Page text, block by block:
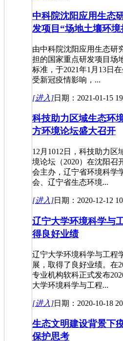
中科院沈阳应用生态
发项目“场地土壤环境
由中科院沈阳应用生态研
担的国家重点研发项目场
标准，于2021年1月13日
受新冠疫情影响，...
[进入]日期：2021-01-15
科技助力区域生态环
方环境论坛盛大召开
12月1012日，科技助力
境论坛（2020）在沈阳召
会主办，辽宁省环境科学
会、辽宁省生态环境...
[进入]日期：2020-12-12
辽宁大学环境科学与
得良好业绩
辽宁大学环境科学与工程
展，取得了良好业绩。在
专业机构软科正式发布
大学环境科学与工程...
[进入]日期：2020-10-18
生态文明建设背景下
保护思考